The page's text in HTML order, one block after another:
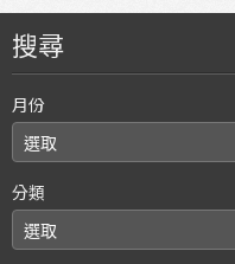
搜尋
月份
分類